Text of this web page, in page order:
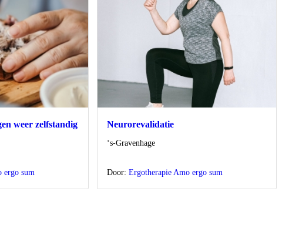
weer zelfstandig
ergo sum
Neurorevalidatie
Locatie
‘s-Gravenhage
Door: Ergotherapie Amo ergo sum